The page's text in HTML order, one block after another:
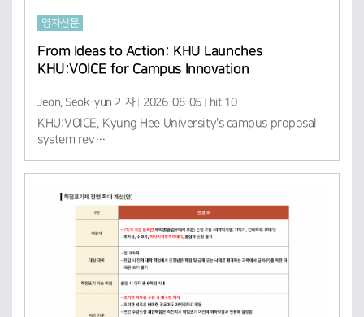
영자신문
From Ideas to Action: KHU Launches
KHU:VOICE for Campus Innovation
Jeon, Seok-yun 기자 2026-08-05
hit 10
KHU:VOICE, Kyung Hee University's campus proposal
system rev…